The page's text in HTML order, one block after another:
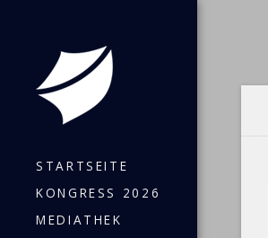
STARTSEITE
KONGRESS 2026
MEDIATHEK